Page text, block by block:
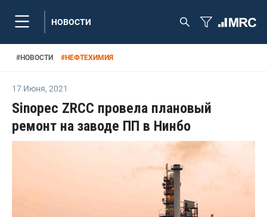
НОВОСТИ
#НОВОСТИ #НЕФТЕХИМИЯ
17 Июня, 2021
Sinopec ZRCC провела плановый
ремонт на заводе ПП в Нинбо